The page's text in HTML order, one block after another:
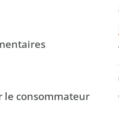
le consommateur